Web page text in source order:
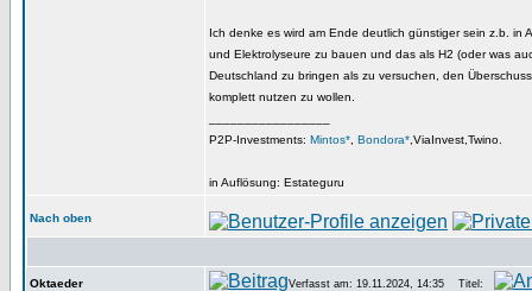
Ich denke es wird am Ende deutlich günstiger sein z.b. in
und Elektrolyseure zu bauen und das als H2 (oder was
Deutschland zu bringen als zu versuchen, den
komplett nutzen zu wollen.
P2P-Investments: Mintos* Bondora* ,ViaInvest,Twino.
in Auflösung: Estateguru
Nach oben
Oktaeder Verfasst am: 19.11.2024, 14:35
Titel: